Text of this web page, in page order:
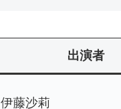
出演者
伊藤沙莉